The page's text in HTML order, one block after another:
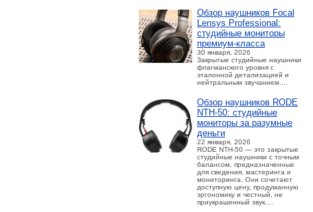
Обзор наушников Focal
Lensys Professional:
студийные мониторы
премиум‑класса
30 января, 2026
Закрытые студийные наушники
флагманского уровня с
эталонной детализацией и
нейтральным звучанием....
Обзор наушников RODE
NTH-50: студийные
мониторы за разумные
деньги
22 января, 2026
RODE NTH-50 — это закрытые
студийные наушники с точным
балансом, предназначенные
для сведения, мастеринга и
мониторинга. Они сочетают
доступную цену, продуманную
эргономику и честный, не
приукрашенный звук....